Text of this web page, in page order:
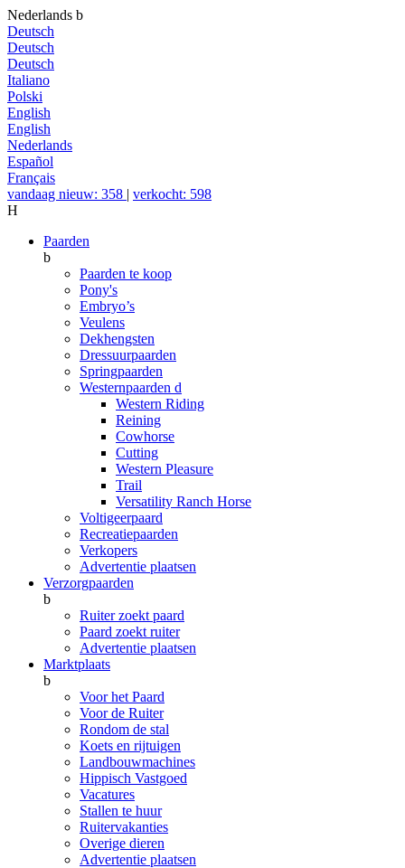
Nederlands b
Deutsch
Deutsch
Deutsch
Italiano
Polski
English
English
Nederlands
Español
Français
vandaag nieuw: 358 | verkocht: 598
H
Paarden
b
Paarden te koop
Pony's
Embryo’s
Veulens
Dekhengsten
Dressuurpaarden
Springpaarden
Westernpaarden d
Western Riding
Reining
Cowhorse
Cutting
Western Pleasure
Trail
Versatility Ranch Horse
Voltigeerpaard
Recreatiepaarden
Verkopers
Advertentie plaatsen
Verzorgpaarden
b
Ruiter zoekt paard
Paard zoekt ruiter
Advertentie plaatsen
Marktplaats
b
Voor het Paard
Voor de Ruiter
Rondom de stal
Koets en rijtuigen
Landbouwmachines
Hippisch Vastgoed
Vacatures
Stallen te huur
Ruitervakanties
Overige dieren
Advertentie plaatsen